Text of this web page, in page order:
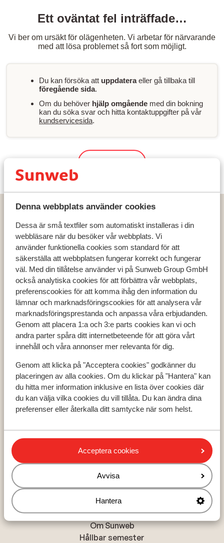
Denna webbplats använder cookies
Dessa är små textfiler som automatiskt installeras i din
webbläsare när du besöker vår webbplats. Vi
använder funktionella cookies som standard för att
säkerställa att webbplatsen fungerar korrekt och fungerar
väl. Med din tillåtelse använder vi på Sunweb Group GmbH
också analytiska cookies för att förbättra vår webbplats,
preferenscookies för att komma ihåg den information du
lämnar och marknadsföringscookies för att analysera vår
marknadsföringsprestanda och anpassa våra erbjudanden.
Genom att placera 1:a och 3:e parts cookies kan vi och
andra parter spåra ditt internetbeteende för att göra vårt
innehåll och våra annonser mer relevanta för dig.
Genom att klicka på "Acceptera cookies" godkänner du
placeringen av alla cookies. Om du klickar på "Hantera" kan
du hitta mer information inklusive en lista över cookies där
du kan välja vilka cookies du vill tillåta. Du kan ändra dina
preferenser eller återkalla ditt samtycke när som helst.
Acceptera cookies
Avvisa
Hantera
Ett oväntat fel inträffade…
Vi ber om ursäkt för olägenheten. Vi arbetar för närvarande
med att lösa problemet så fort som möjligt.
Du kan försöka att uppdateraeller gå tillbaka till
föregående sida.
Om du behöver hjälp omgående med din bokning
kan du söka svar och hitta kontaktuppgifter på vår
kundservicesida.
Hem Solresor Portugal
Algarvekusten
Manta Rota
Apartments Praia da Lota
Populära länder
Grekland
Turkiet
Spanien
Kreta
Zakynthos
Turkiets sydkust
Populära städer
Chania
Alanya
Rhodos-stad
Om Sunweb
Om Sunweb
Hållbar semester